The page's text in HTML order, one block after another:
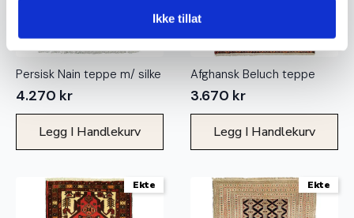
Ikke tillat
Persisk Nain teppe m/ silke
4.270 kr
Legg I Handlekurv
Afghansk Beluch teppe
3.670 kr
Legg I Handlekurv
Ekte Ekte